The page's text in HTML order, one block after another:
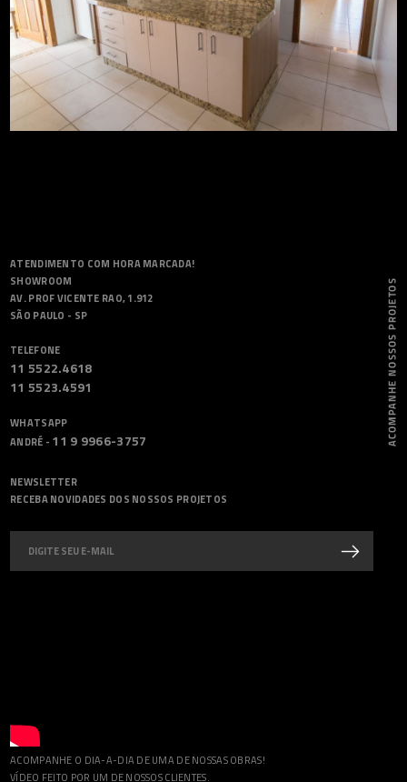
ATENDIMENTO COM HORA MARCADA!
SHOWROOM
AV. PROF VICENTE RAO, 1.912
SÃO PAULO - SP
TELEFONE
11 5522.4618
11 5523.4591
WHATSAPP
ANDRÉ - 11 9 9966-3757
NEWSLETTER
RECEBA NOVIDADES DOS NOSSOS PROJETOS
ACOMPANHE O DIA-A-DIA DE UMA DE NOSSAS OBRAS!
VÍDEO FEITO POR UM DE NOSSOS CLIENTES.